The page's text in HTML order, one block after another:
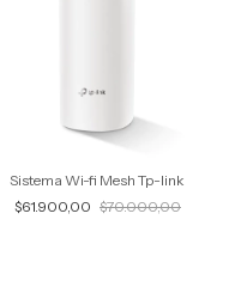
Sistema Wi-fi Mesh Tp-link
$61.900,00 $70.000,00